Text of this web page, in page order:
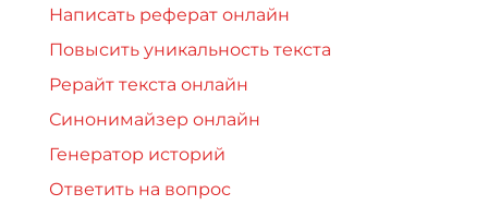
Написать реферат онлайн
Повысить уникальность текста
Рерайт текста онлайн
Синонимайзер онлайн
Генератор историй
Ответить на вопрос